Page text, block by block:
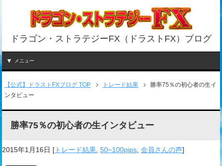
ドラゴン・ストラテジーFX（ドラストFX）ブログ
メニュー
【公式】ドラストFXブログ TOP トレード結果
勝率75％の初心者の生イ
ンタビュー
勝率75％の初心者の生インタビュー
2015年1月16日 [ トレード結果,50~100pips,会員さんの声]